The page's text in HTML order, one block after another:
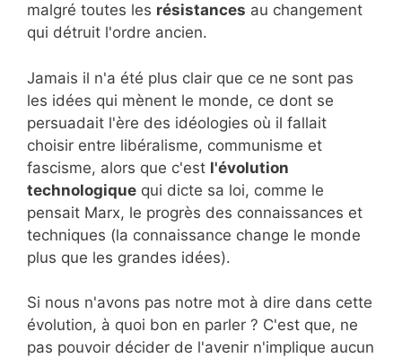
malgré toutes les résistances au changement
qui détruit l'ordre ancien.
Jamais il n'a été plus clair que ce ne sont pas
les idées qui mènent le monde, ce dont se
persuadait l'ère des idéologies où il fallait
choisir entre libéralisme, communisme et
fascisme, alors que c'est l'évolution
technologique qui dicte sa loi, comme le
pensait Marx, le progrès des connaissances et
techniques (la connaissance change le monde
plus que les grandes idées).
Si nous n'avons pas notre mot à dire dans cette
évolution, à quoi bon en parler ? C'est que, ne
pas pouvoir décider de l'avenir n'implique aucun